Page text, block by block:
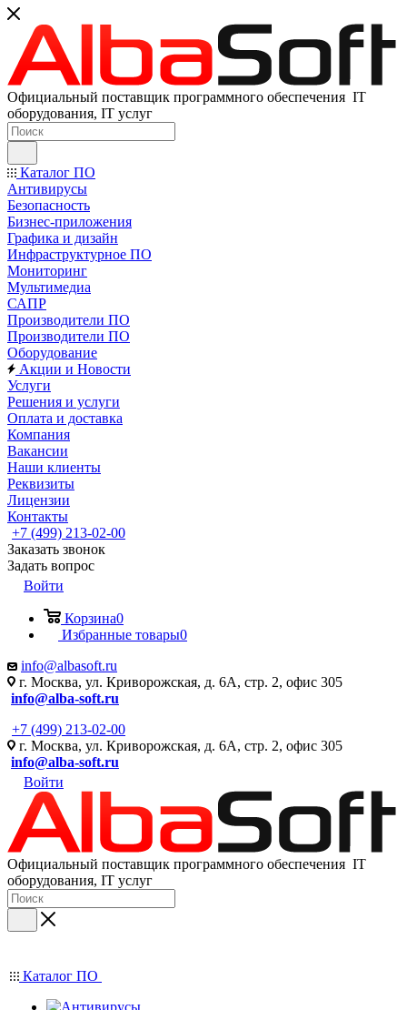
Официальный поставщик программного обеспечения IT
оборудования, IT услуг
Каталог ПО
Антивирусы
Безопасность
Бизнес-приложения
Графика и дизайн
Инфраструктурное ПО
Мониторинг
Мультимедиа
САПР
Производители ПО
Производители ПО
Оборудование
Акции и Новости
Услуги
Решения и услуги
Оплата и доставка
Компания
Вакансии
Наши клиенты
Реквизиты
Лицензии
Контакты
+7 (499) 213-02-00
Заказать звонок
Задать вопрос
Войти
Корзина0
Избранные товары0
info@albasoft.ru
г. Москва, ул. Криворожская, д. 6А, стр. 2, офис 305
info@alba-soft.ru
+7 (499) 213-02-00
г. Москва, ул. Криворожская, д. 6А, стр. 2, офис 305
info@alba-soft.ru
Войти
Официальный поставщик программного обеспечения IT
оборудования, IT услуг
Каталог ПО